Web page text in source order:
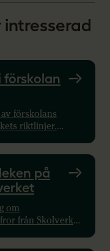
intresserad
förskolan
förskolans
riktlinjer.
på
om
från Skolverket